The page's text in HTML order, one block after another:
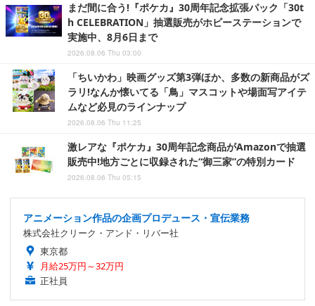
まだ間に合う!『ポケカ』30周年記念拡張パック「30t
h CELEBRATION」抽選販売がホビーステーションで
実施中、8月6日まで
2026.08.06 Thu 03:00
「ちいかわ」映画グッズ第3弾ほか、多数の新商品がズ
ラリ!なんか懐いてる「鳥」マスコットや場面写アイテ
ムなど必見のラインナップ
2026.08.06 Thu 11:25
激レアな『ポケカ』30周年記念商品がAmazonで抽選
販売中!地方ごとに収録された“御三家”の特別カード
2026.08.06 Thu 05:15
アニメーション作品の企画プロデュース・宣伝業務
株式会社クリーク・アンド・リバー社
東京都
月給25万円～32万円
正社員